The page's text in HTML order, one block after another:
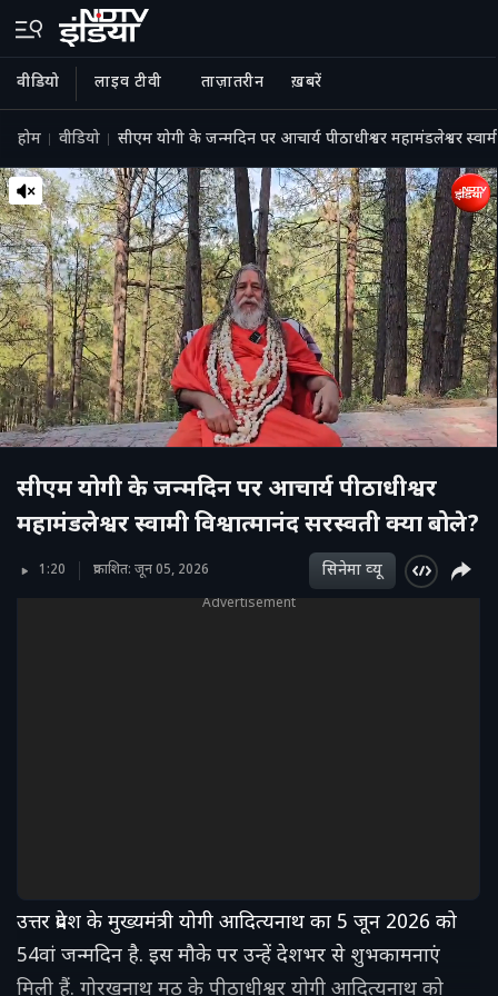
वीडियो लाइव टीवी ताज़ातरीन ख़बरें
होम वीडियो सीएम योगी के जन्‍मद‍िन पर आचार्य पीठाधीश्वर महामंडलेश्वर
सीएम योगी के जन्‍मद‍िन पर आचार्य पीठाधीश्वर
महामंडलेश्वर स्वामी विश्वात्मानंद सरस्वती क्‍या बोले?
1:20 प्रकाशित: जून 05, 2026 सिनेमा व्‍यू
Advertisement
उत्तर प्रदेश के मुख्यमंत्री योगी आदित्यनाथ का 5 जून 2026 को
54वां जन्मदिन है. इस मौके पर उन्हें देशभर से शुभकामनाएं
मिली हैं. गोरखनाथ मठ के पीठाधीश्वर योगी आदित्यनाथ को